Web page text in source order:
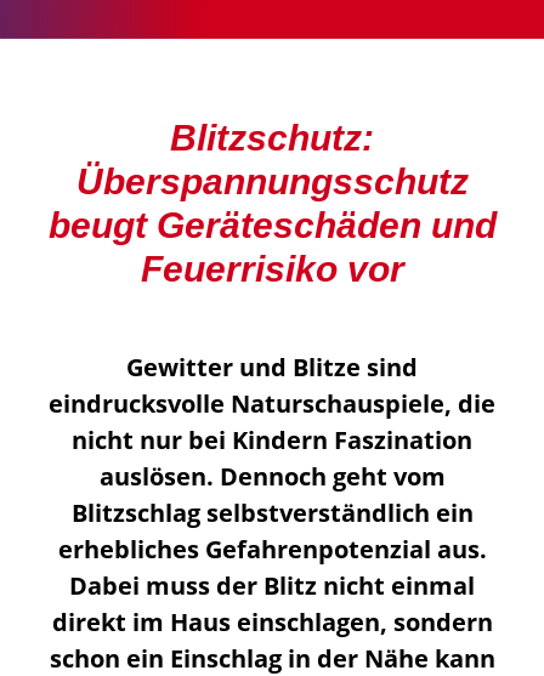
Blitzschutz:
Überspannungsschutz
beugt Geräteschäden und
Feuerrisiko vor
Gewitter und Blitze sind
eindrucksvolle Naturschauspiele, die
nicht nur bei Kindern Faszination
auslösen. Dennoch geht vom
Blitzschlag selbstverständlich ein
erhebliches Gefahrenpotenzial aus.
Dabei muss der Blitz nicht einmal
direkt im Haus einschlagen, sondern
schon ein Einschlag in der Nähe kann